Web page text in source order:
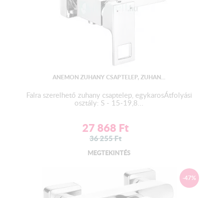
ANEMON ZUHANY CSAPTELEP, ZUHAN...
Falra szerelhető zuhany csaptelep, egykarosÁtfolyási
osztály: S - 15-19,8...
27 868 Ft
36 255Ft
MEGTEKINTÉS
-47%